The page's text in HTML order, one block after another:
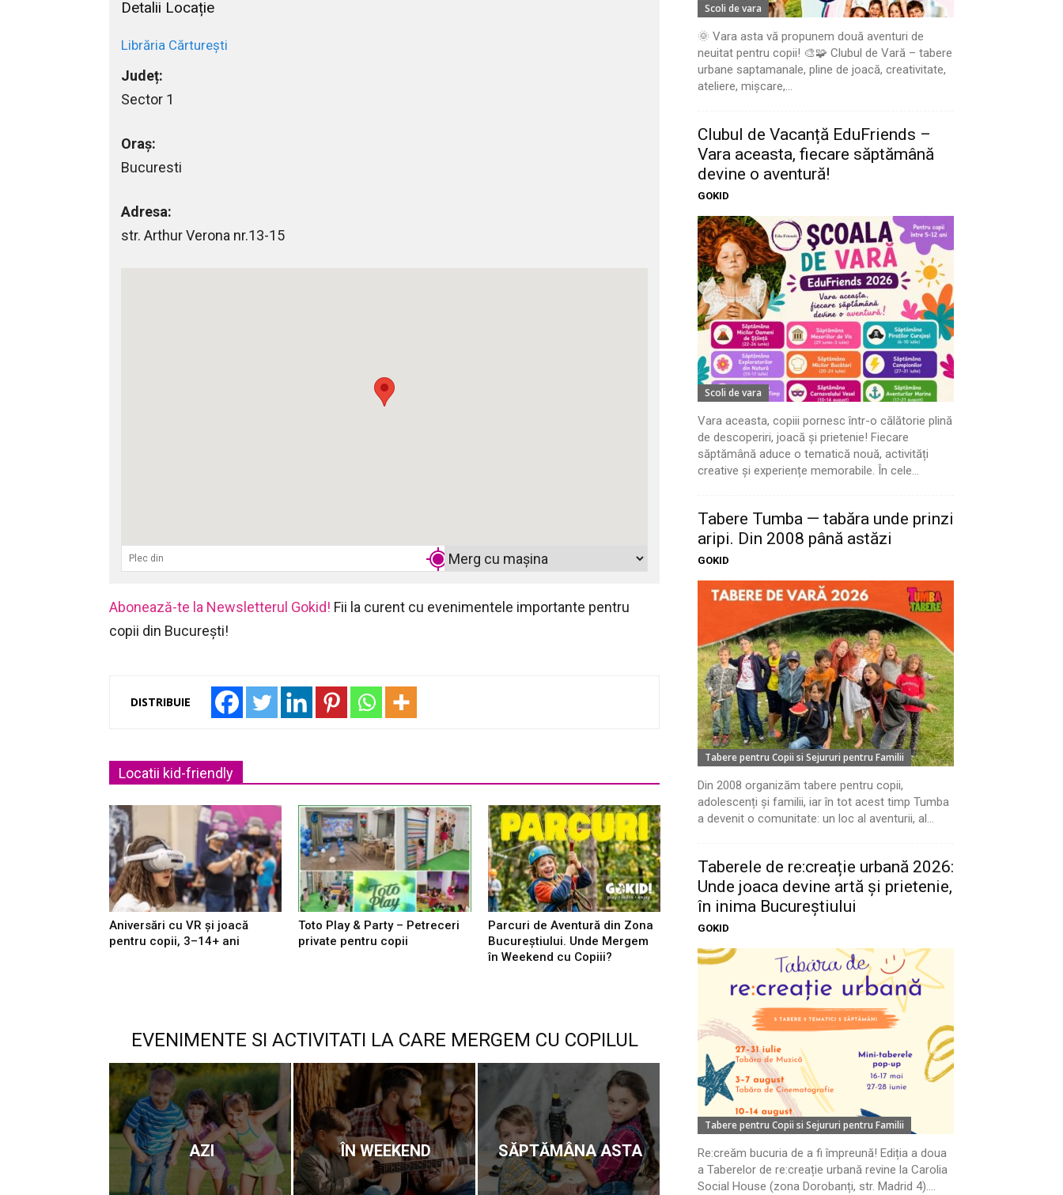
Detalii Locație
Librăria Cărturești
Județ:
Sector 1
Oraș:
Bucuresti
Adresa:
str. Arthur Verona nr.13-15
Abonează-te la Newsletterul Gokid! Fii la curent cu evenimentele importante pentru
copii din București!
DISTRIBUIE
Locatii kid-friendly
Aniversări cu VR și joacă
pentru copii, 3–14+ ani
Toto Play & Party – Petreceri
private pentru copii
Parcuri de Aventură din Zona
Bucureştiului. Unde Mergem
în Weekend cu Copiii?
EVENIMENTE SI ACTIVITATI LA CARE MERGEM CU COPILUL
AZI ÎN WEEKEND SĂPTĂMÂNA ASTA
Scoli de vara
🌞 Vara asta vă propunem două aventuri de
neuitat pentru copii! 🎨🧩 Clubul de Vară – tabere
urbane saptamanale, pline de joacă, creativitate,
ateliere, mișcare,...
Clubul de Vacanță EduFriends –
Vara aceasta, fiecare săptămână
devine o aventură!
GOKID
Scoli de vara
Vara aceasta, copiii pornesc într-o călătorie plină
de descoperiri, joacă și prietenie! Fiecare
săptămână aduce o tematică nouă, activități
creative și experiențe memorabile. În cele...
Tabere Tumba — tabăra unde prinzi
aripi. Din 2008 până astăzi
GOKID
Tabere pentru Copii si Sejururi pentru Familii
Din 2008 organizăm tabere pentru copii,
adolescenți și familii, iar în tot acest timp Tumba
a devenit o comunitate: un loc al aventurii, al...
Taberele de re:creație urbană 2026:
Unde joaca devine artă și prietenie,
în inima Bucureștiului
GOKID
Tabere pentru Copii si Sejururi pentru Familii
Re:creăm bucuria de a fi împreună! Ediția a doua
a Taberelor de re:creație urbană revine la Carolia
Social House (zona Dorobanți, str. Madrid 4)....